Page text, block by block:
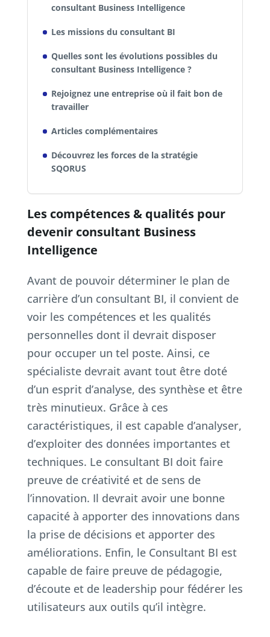
consultant Business Intelligence
Les missions du consultant BI
Quelles sont les évolutions possibles du
consultant Business Intelligence ?
Rejoignez une entreprise où il fait bon de
travailler
Articles complémentaires
Découvrez les forces de la stratégie
SQORUS
Les compétences & qualités pour
devenir consultant Business
Intelligence
Avant de pouvoir déterminer le plan de
carrière d’un consultant BI, il convient de
voir les compétences et les qualités
personnelles dont il devrait disposer
pour occuper un tel poste. Ainsi, ce
spécialiste devrait avant tout être doté
d’un esprit d’analyse, des synthèse et être
très minutieux. Grâce à ces
caractéristiques, il est capable d’analyser,
d’exploiter des données importantes et
techniques. Le consultant BI doit faire
preuve de créativité et de sens de
l’innovation. Il devrait avoir une bonne
capacité à apporter des innovations dans
la prise de décisions et apporter des
améliorations. Enfin, le Consultant BI est
capable de faire preuve de pédagogie,
d’écoute et de leadership pour fédérer les
utilisateurs aux outils qu’il intègre.